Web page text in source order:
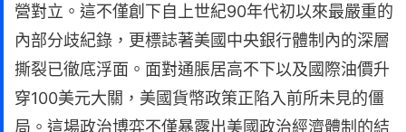
營對立。這不僅創下自上世紀90年代初以來最嚴重的
內部分歧紀錄，更標誌著美國中央銀行體制內的深層
撕裂已徹底浮面。面對通脹居高不下以及國際油價升
穿100美元大關，美國貨幣政策正陷入前所未見的僵
局。這場政治博弈不僅暴露出美國政治經濟體制的結